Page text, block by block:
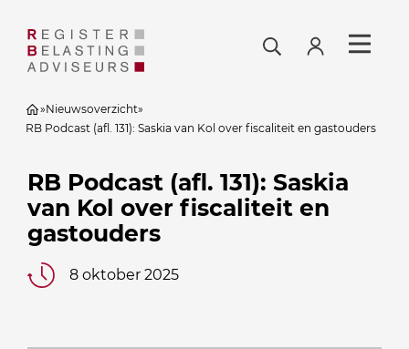
»Nieuwsoverzicht»
RB Podcast (afl. 131): Saskia van Kol over fiscaliteit en gastouders
RB Podcast (afl. 131): Saskia
van Kol over fiscaliteit en
gastouders
8 oktober 2025